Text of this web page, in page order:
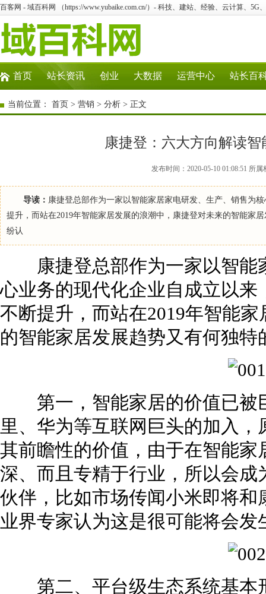
百客网 - 域百科网 （https://www.yubaike.com.cn/）- 科技、建站、经验、云计算、5G
首页 站长资讯 创业 大数据 运营中心 站长百
当前位置： 首页 > 营销 > 分析 > 正文
康捷登：六大方向解读
发布时间：2020-05-10 01:08:51 所
导读： 康捷登总部作为一家以智能家居家电研发、生产、销售为
提升，而站在2019年智能家居发展的浪潮中，康捷登对未来的智能家
纷认
康捷登总部作为一家以智能
心业务的现代化企业自成立以
不断提升，而站在2019年智能
的智能家居发展趋势又有何独特
第一，智能家居的价值已被
里、华为等互联网巨头的加入
其前瞻性的价值，由于在智能
深、而且专精于行业，所以会
伙伴，比如市场传闻小米即将
业界专家认为这是很可能将会发
第二、平台级生态系统基本